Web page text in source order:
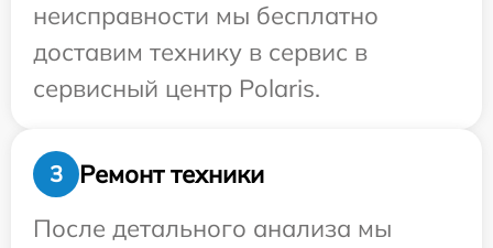
неисправности мы бесплатно
доставим технику в сервис в
сервисный центр Polaris.
3
Ремонт техники
После детального анализа мы